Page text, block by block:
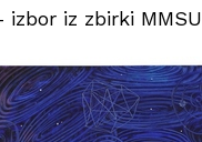
izbor iz zbirki MMSU